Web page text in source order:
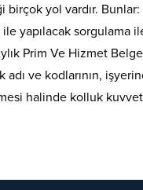
yol vardır.
yapılacak sorgulama
Prim Ve Hizmet
ve kodlarının,
halinde kolluk